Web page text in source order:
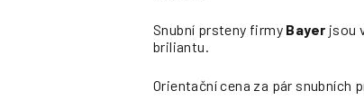
Snubní prsteny firmy Bayer jsou
briliantu.
Orientační cena za pár snubních